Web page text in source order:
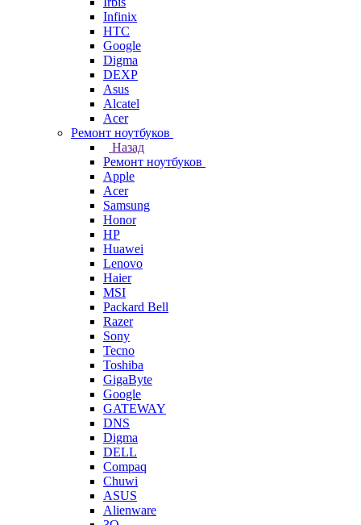
Infinix
HTC
Google
Digma
DEXP
Asus
Alcatel
Acer
Ремонт ноутбуков
Назад
Ремонт ноутбуков
Apple
Acer
Samsung
Honor
HP
Huawei
Lenovo
Haier
MSI
Packard Bell
Razer
Sony
Tecno
Toshiba
GigaByte
Google
GATEWAY
DNS
Digma
DELL
Compaq
Chuwi
ASUS
Alienware